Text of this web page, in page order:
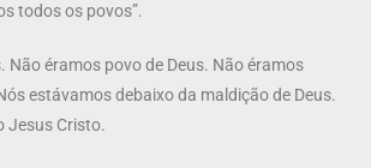
todos os povos”.
Não éramos povo de Deus. Não éramos
estávamos debaixo da maldição de Deus.
Jesus Cristo.